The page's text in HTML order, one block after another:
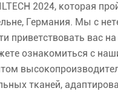
2024, которая
Германия. Мы с
приветствовать вас
ознакомиться с
тканей,